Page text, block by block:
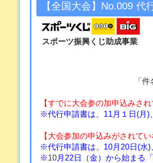
【全国大会】No.009 代
スポーツ振興くじ助成事業
「件
【すでに大会参の加申込みさ
※代行申請書は、11月１日(月)、
【大会参加の申込みがされて
※代行申請書は、10月20日(水)
※10月22日（金）から始まる